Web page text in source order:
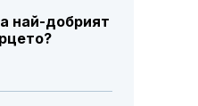
най-добрият